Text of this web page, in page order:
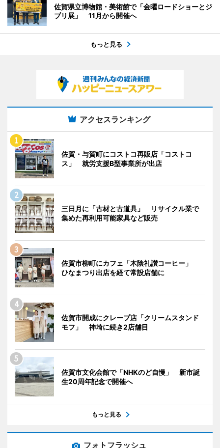
佐賀県立博物館・美術館で「金曜ロードショーとジ
ブリ展」 11月から開催へ
もっと見る
アクセスランキング
佐賀・与賀町にコストコ再販店「コストコ
ス」 就労支援B型事業所が出店
三日月に「古材と古道具」 リサイクル業で
集めた再利用可能家具など販売
佐賀市柳町にカフェ「木陰礼讃コーヒー」
ひなまつり出店を経て常設店舗に
佐賀市開成にクレープ店「クリームスタンド
モフ」 神埼に続き2店舗目
佐賀市文化会館で「NHKのど自慢」 新市誕
生20周年記念で開催へ
もっと見る
フォトフラッシュ